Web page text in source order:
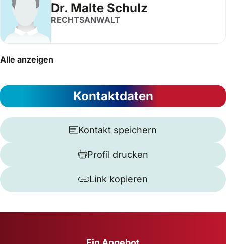
Dr. Malte Schulz
RECHTSANWALT
Alle anzeigen
Kontaktdaten
Kontakt speichern
Profil drucken
Link kopieren